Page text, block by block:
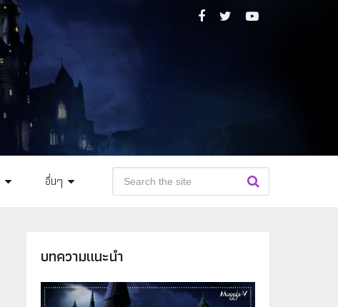
อื่นๆ
บทความแนะนำ